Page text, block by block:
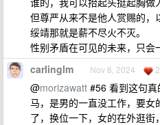
但尊严从来不是他人赏赐的
绥靖那就是薪不尽火不灭。
性别矛盾在可见的未来，只会
carlinglm Nov 8, 2024 2
@morizawatt #56 看到这句
马，是男的一直没工作，要
了，换位一下，女的在外逛